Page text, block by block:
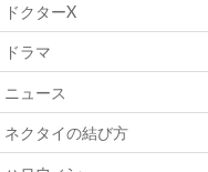
ドクターX
ドラマ
ニュース
ネクタイの結び方